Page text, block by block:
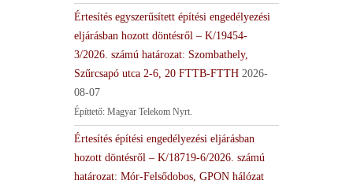
Értesítés egyszerűsített építési engedélyezési
eljárásban hozott döntésről – K/19454-
3/2026. számú határozat: Szombathely,
Szűrcsapó utca 2-6, 20 FTTB-FTTH 2026-
08-07
Építtető: Magyar Telekom Nyrt.
Értesítés építési engedélyezési eljárásban
hozott döntésről – K/18719-6/2026. számú
határozat: Mór-Felsődobos, GPON hálózat